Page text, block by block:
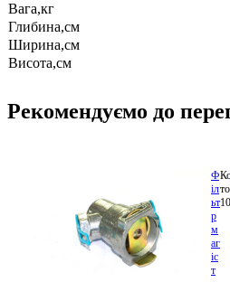
Вага,кг
Глибина,см
Ширина,см
Висота,см
Рекомендуємо до
Ф
іл
ьт
р
м
аг
іс
т